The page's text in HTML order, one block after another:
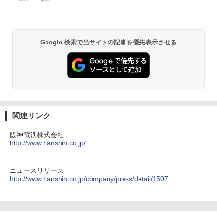
熊撃退スプレー 熊よけスプレー 熊スプレー
0ml（連続噴射30秒）110ml（連続噴射15
秒）射程5～10m 安全ロック搭載 携帯収納袋
付き ヒグマ・イノシシ対策 自治体・教育機
防災用品 長期保存可能 緊急時用 日本国内発
GRANDOOR ステンレス保冷剤 2個セット 2
￥2,980
Google 検索で当サイトの記事を優先表示させる
関連リンク
阪神電鉄株式会社
http://www.hanshin.co.jp/
ニュースリリース
http://www.hanshin.co.jp/company/press/detail/1507